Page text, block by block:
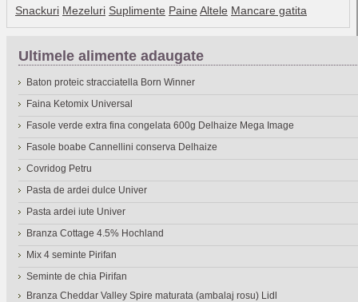
Snackuri Mezeluri Suplimente Paine Altele Mancare gatita
Ultimele alimente adaugate
Baton proteic stracciatella Born Winner
Faina Ketomix Universal
Fasole verde extra fina congelata 600g Delhaize Mega Image
Fasole boabe Cannellini conserva Delhaize
Covridog Petru
Pasta de ardei dulce Univer
Pasta ardei iute Univer
Branza Cottage 4.5% Hochland
Mix 4 seminte Pirifan
Seminte de chia Pirifan
Branza Cheddar Valley Spire maturata (ambalaj rosu) Lidl